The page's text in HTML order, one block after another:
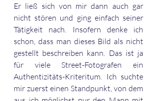
Er ließ sich von mir dann auch gar
nicht stören und ging einfach seiner
Tätigkeit nach. Insofern denke ich
schon, dass man dieses Bild als nicht
gestellt beschreiben kann. Das ist ja
für viele Street-Fotografen ein
Authentizitäts-Kriteritum. Ich suchte
mir zuerst einen Standpunkt, von dem